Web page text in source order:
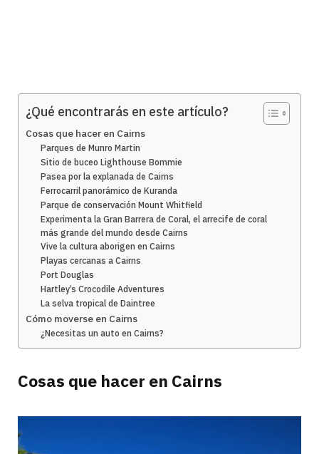
¿Qué encontrarás en este artículo?
Cosas que hacer en Cairns
Parques de Munro Martin
Sitio de buceo Lighthouse Bommie
Pasea por la explanada de Cairns
Ferrocarril panorámico de Kuranda
Parque de conservación Mount Whitfield
Experimenta la Gran Barrera de Coral, el arrecife de coral
más grande del mundo desde Cairns
Vive la cultura aborigen en Cairns
Playas cercanas a Cairns
Port Douglas
Hartley’s Crocodile Adventures
La selva tropical de Daintree
Cómo moverse en Cairns
¿Necesitas un auto en Cairns?
Cosas que hacer en Cairns